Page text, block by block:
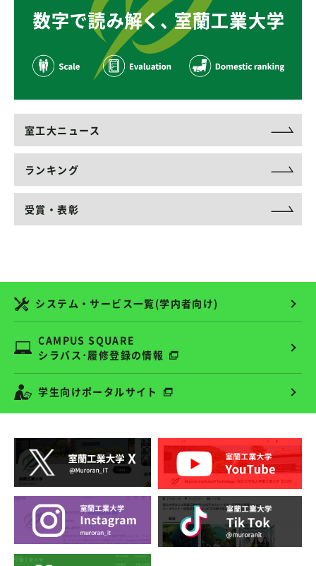
室工大ニュース
ランキング
受賞・表彰
システム・サービス一覧(学内者向け)
CAMPUS SQUARE
シラバス･履修登録の情報
学生向けポータルサイト